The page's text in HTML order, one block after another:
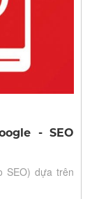
- SEO
SEO) dựa trên